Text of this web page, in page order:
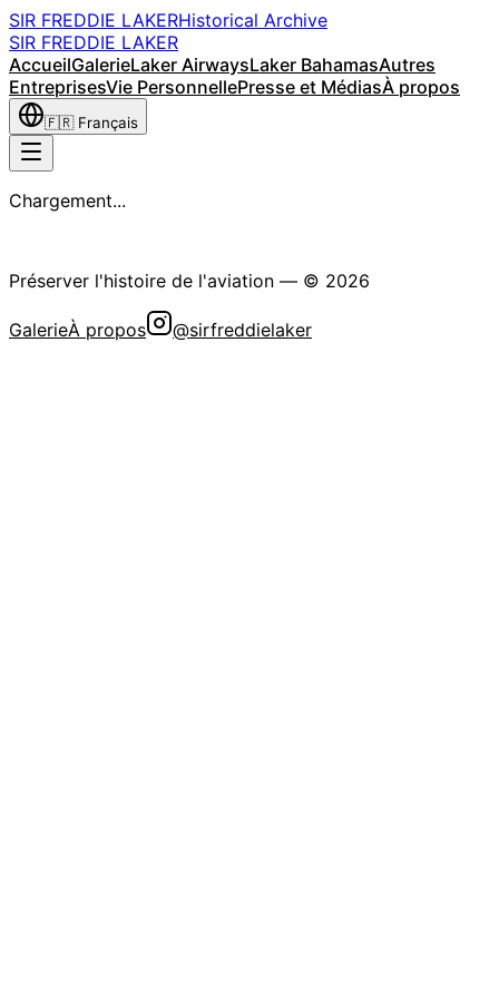
SIR FREDDIE LAKERHistorical Archive
SIR FREDDIE LAKER
AccueilGalerieLaker AirwaysLaker BahamasAutres
EntreprisesVie PersonnellePresse et MédiasÀ propos
🇫🇷 Français
Chargement...
Préserver l'histoire de l'aviation — © 2026
GalerieÀ propos @sirfreddielaker